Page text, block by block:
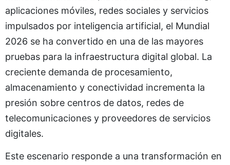
aplicaciones móviles, redes sociales y servicios
impulsados por inteligencia artificial, el Mundial
2026 se ha convertido en una de las mayores
pruebas para la infraestructura digital global. La
creciente demanda de procesamiento,
almacenamiento y conectividad incrementa la
presión sobre centros de datos, redes de
telecomunicaciones y proveedores de servicios
digitales.
Este escenario responde a una transformación en